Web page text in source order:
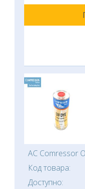
AC Comressor
Код товара:
Доступно: